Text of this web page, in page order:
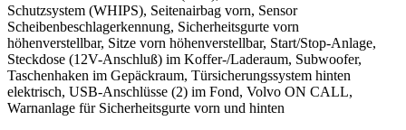
Schutzsystem (WHIPS), Seitenairbag vorn, Sensor
Scheibenbeschlagerkennung, Sicherheitsgurte vorn
höhenverstellbar, Sitze vorn höhenverstellbar, Start/Stop-Anlage,
Steckdose (12V-Anschluß) im Koffer-/Laderaum, Subwoofer,
Taschenhaken im Gepäckraum, Türsicherungssystem hinten
elektrisch, USB-Anschlüsse (2) im Fond, Volvo ON CALL,
Warnanlage für Sicherheitsgurte vorn und hinten